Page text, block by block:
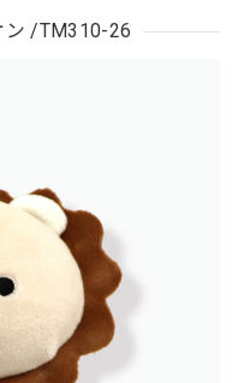
ン /TM310-26